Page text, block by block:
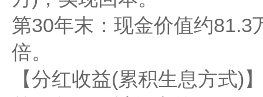
第30年末​​：现金价值约81.3
倍。
【分红收益(累积生息方式)